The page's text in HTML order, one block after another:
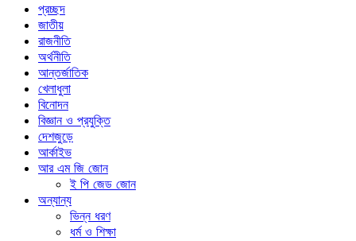
প্রচ্ছদ
জাতীয়
রাজনীতি
অর্থনীতি
আন্তর্জাতিক
খেলাধুলা
বিনোদন
বিজ্ঞান ও প্রযুক্তি
দেশজুড়ে
আর্কাইভ
আর এম জি জোন
ই পি জেড জোন
অন্যান্য
ভিন্ন ধরণ
ধর্ম ও শিক্ষা